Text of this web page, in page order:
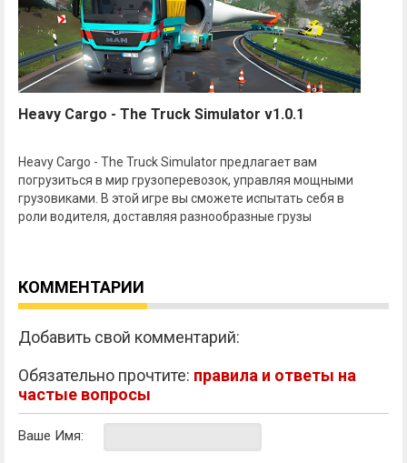
Heavy Cargo - The Truck Simulator v1.0.1
Heavy Cargo - The Truck Simulator предлагает вам
погрузиться в мир грузоперевозок, управляя мощными
грузовиками. В этой игре вы сможете испытать себя в
роли водителя, доставляя разнообразные грузы
КОММЕНТАРИИ
Добавить свой комментарий:
Обязательно прочтите: правила и ответы на
частые вопросы
Ваше Имя: